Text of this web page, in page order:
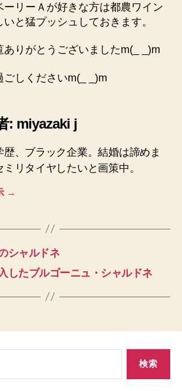
ーリーＡが好きな方は都農ワイン
と猛プッシュしておきます。
ありがとうございましたm(_ _)m
ごしくださいm(_ _)m
: miyazaki j
歴、ブラック企業。結婚は諦めま
ミリタイヤしたいと画策中。
→
シャルドネ
したブルゴーニュ・シャルドネ